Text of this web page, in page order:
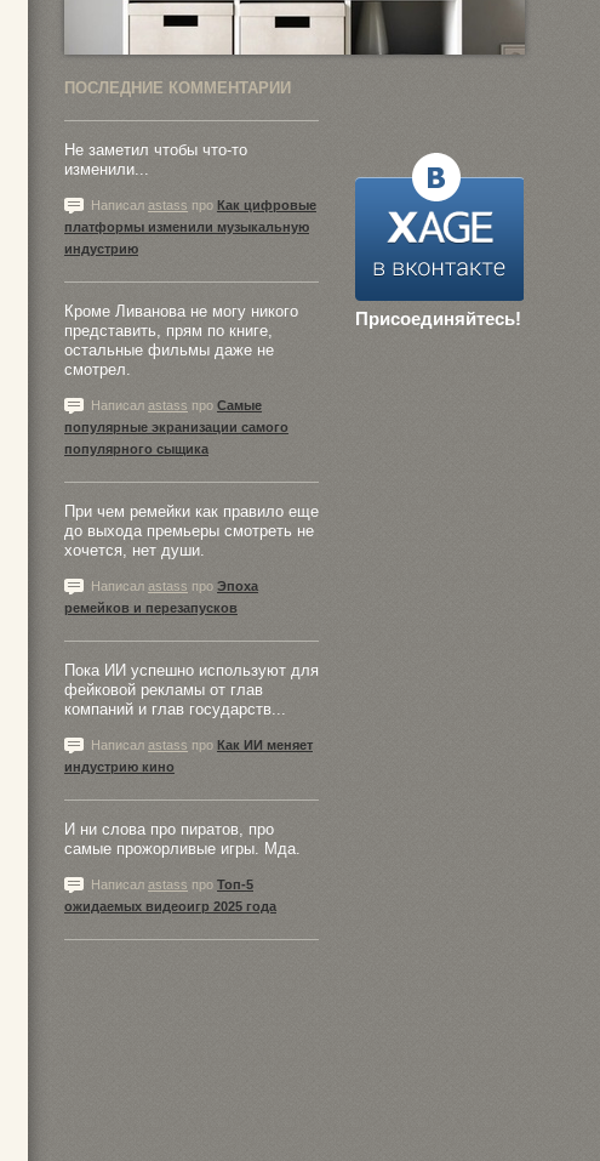
ПОСЛЕДНИЕ КОММЕНТАРИИ
Присоединяйтесь!
Не заметил чтобы что-то
изменили...
Написал astass про Как цифровые
платформы изменили музыкальную
индустрию
Кроме Ливанова не могу никого
представить, прям по книге,
остальные фильмы даже не
смотрел.
Написал astass про Самые
популярные экранизации самого
популярного сыщика
При чем ремейки как правило еще
до выхода премьеры смотреть не
хочется, нет души.
Написал astass про Эпоха
ремейков и перезапусков
Пока ИИ успешно используют для
фейковой рекламы от глав
компаний и глав государств...
Написал astass про Как ИИ меняет
индустрию кино
И ни слова про пиратов, про
самые прожорливые игры. Мда.
Написал astass про Топ-5
ожидаемых видеоигр 2025 года